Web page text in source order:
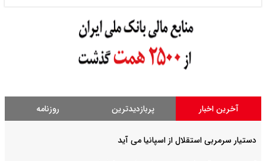
آخرین اخبار پربازدیدترین روزنامه
دستیار سرمربی استقلال از اسپانیا می آید